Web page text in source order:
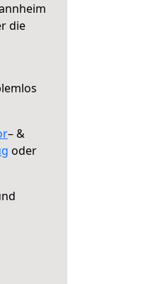
die
– &
oder